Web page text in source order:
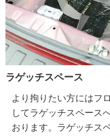
ラゲッチスペース
より拘りたい方にはフ
してラゲッチスペース
おります。ラゲッチス